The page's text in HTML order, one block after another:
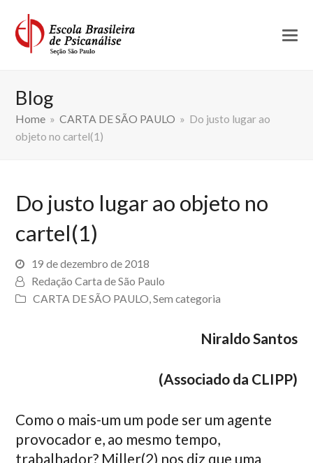
Blog
Home » CARTA DE SÃO PAULO » Do justo lugar ao
objeto no cartel(1)
Do justo lugar ao objeto no
cartel(1)
19 de dezembro de 2018
Redação Carta de São Paulo
CARTA DE SÃO PAULO,Sem categoria
Niraldo Santos
(Associado da CLIPP)
Como o mais-um um pode ser um agente
provocador e, ao mesmo tempo,
trabalhador? Miller(2) nos diz que uma